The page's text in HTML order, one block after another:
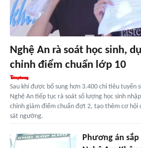
Nghệ An rà soát học sinh,
chỉnh điểm chuẩn lớp 10
Sau khi được bổ sung hơn 3.400 chỉ tiêu tuyển
Nghệ An tiếp tục rà soát số lượng học sinh
chỉnh giảm điểm chuẩn đợt 2, tạo thêm cơ hội
sát ngưỡng.
Phương án